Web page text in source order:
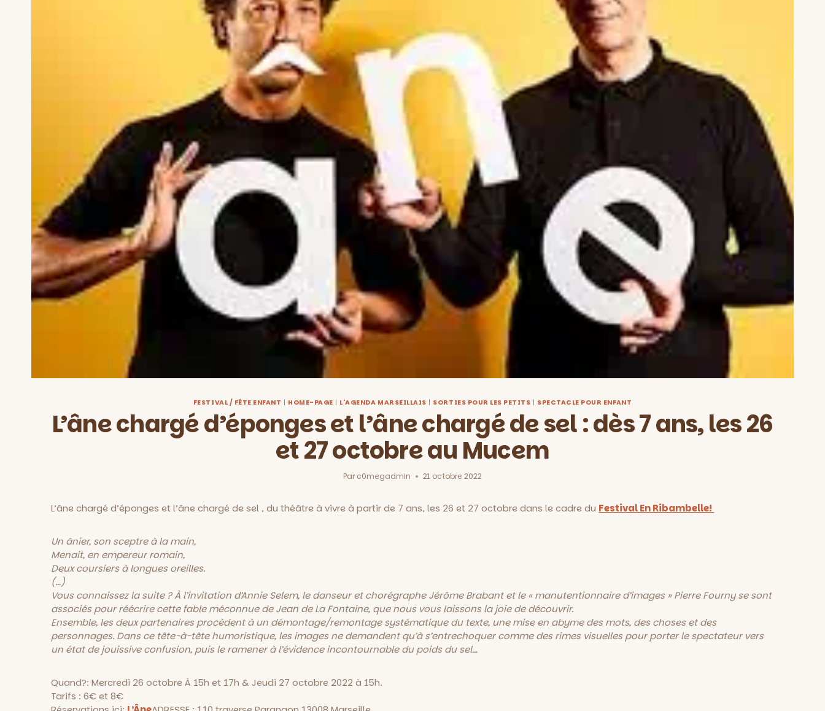
FESTIVAL / FÊTE ENFANT | HOME-PAGE | L'AGENDA MARSEILLAIS | SORTIES POUR LES PETITS | SPECTACLE POUR ENFANT
L’âne chargé d’éponges et l’âne chargé de sel : dès 7 ans, les 26
et 27 octobre au Mucem
Par c0megadmin 21 octobre 2022
L’âne chargé d’éponges et l’âne chargé de sel , du théâtre à vivre à partir de 7 ans, les 26 et 27 octobre dans le cadre du Festival En Ribambelle!
Un ânier, son sceptre à la main,
Menait, en empereur romain,
Deux coursiers à longues oreilles.
(…)
Vous connaissez la suite ? À l’invitation d’Annie Selem, le danseur et chorégraphe Jérôme Brabant et le « manutentionnaire d’images » Pierre Fourny se sont
associés pour réécrire cette fable méconnue de Jean de La Fontaine, que nous vous laissons la joie de découvrir.
Ensemble, les deux partenaires procèdent à un démontage/remontage systématique du texte, une mise en abyme des mots, des choses et des
personnages. Dans ce tête-à-tête humoristique, les images ne demandent qu’à s’entrechoquer comme des rimes visuelles pour porter le spectateur vers
un état de jouissive confusion, puis le ramener à l’évidence incontournable du poids du sel…
Quand?: Mercredi 26 octobre À 15h et 17h & Jeudi 27 octobre 2022 à 15h.
Tarifs : 6€ et 8€